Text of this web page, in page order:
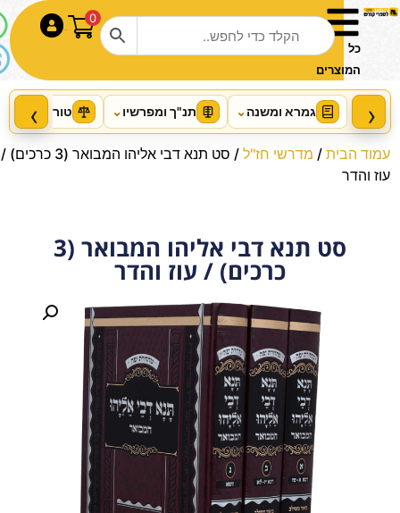
Edmond J. Safra – French Ed
Talmud [#72] – Niddah Vol 2
(40a-73a
₪199.00
+הוסף
0
כל
המוצרים
‹ גמרא ומשנה⌄ תנ"ך ומפרשיו⌄ טור ושו"ע ›
עמוד הבית/ מדרשי חז"ל
/ סט תנא דבי אליהו המבואר (3 כרכים) /
עוז והדר
סט תנא דבי אליהו המבואר (3
כרכים) / עוז והדר